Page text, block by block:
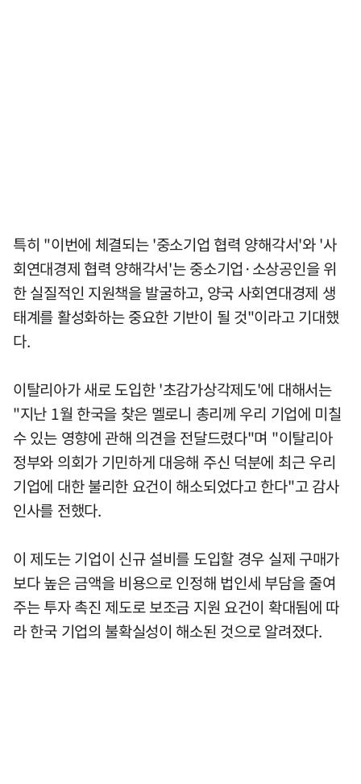
특히 "이번에 체결되는 '중소기업 협력 양해각서'와 '사
회연대경제 협력 양해각서'는 중소기업·소상공인을 위
한 실질적인 지원책을 발굴하고, 양국 사회연대경제 생
태계를 활성화하는 중요한 기반이 될 것"이라고 기대했
다.
이탈리아가 새로 도입한 '초감가상각제도'에 대해서는
"지난 1월 한국을 찾은 멜로니 총리께 우리 기업에 미칠
수 있는 영향에 관해 의견을 전달드렸다"며 "이탈리아
정부와 의회가 기민하게 대응해 주신 덕분에 최근 우리
기업에 대한 불리한 요건이 해소되었다고 한다"고 감사
인사를 전했다.
이 제도는 기업이 신규 설비를 도입할 경우 실제 구매가
보다 높은 금액을 비용으로 인정해 법인세 부담을 줄여
주는 투자 촉진 제도로 보조금 지원 요건이 확대됨에 따
라 한국 기업의 불확실성이 해소된 것으로 알려졌다.